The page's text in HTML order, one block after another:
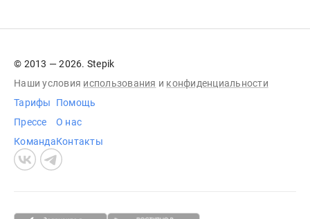
© 2013 — 2026. Stepik
Наши условия использования и конфиденциальности
Тарифы
Прессе
Команда
Помощь
О нас
Контакты